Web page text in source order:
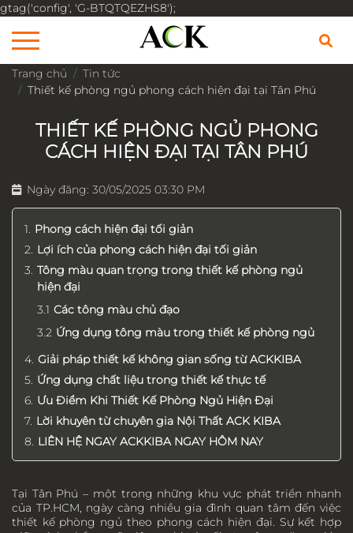
gtag('config', 'G-BTQTQEZHS8');
Trang chủ
Tin tức
Thiết kế phòng ngủ phong cách hiện đại tại Tân Phú
THIẾT KẾ PHÒNG NGỦ PHONG
CÁCH HIỆN ĐẠI TẠI TÂN PHÚ
Ngày đăng: 30/05/2025 03:30 PM
Phong cách hiện đại tối giản
Lợi ích của phong cách hiện đại tối giản
Tông màu quan trọng trong thiết kế phòng ngủ
hiện đại
Các tông màu chủ đạo
Ứng dụng tông màu trong thiết kế phòng ngủ
Giải pháp thiết kế không gian sống từ ACKKIBA
Ứng dụng chất liệu trong thiết kế thực tế
Ưu Điểm Khi Thiết Kế Phòng Ngủ Hiện Đại
Lời khuyên từ chuyên gia Nội Thất ACK KIBA
LIÊN HỆ NGAY ACKKIBA NGAY HÔM NAY
Tại Tân Phú – một trong những khu vực phát triển nhanh
của TP.HCM, ngày càng nhiều gia đình quan tâm đến việc
thiết kế phòng ngủ theo phong cách hiện đại. Sự kết hợp